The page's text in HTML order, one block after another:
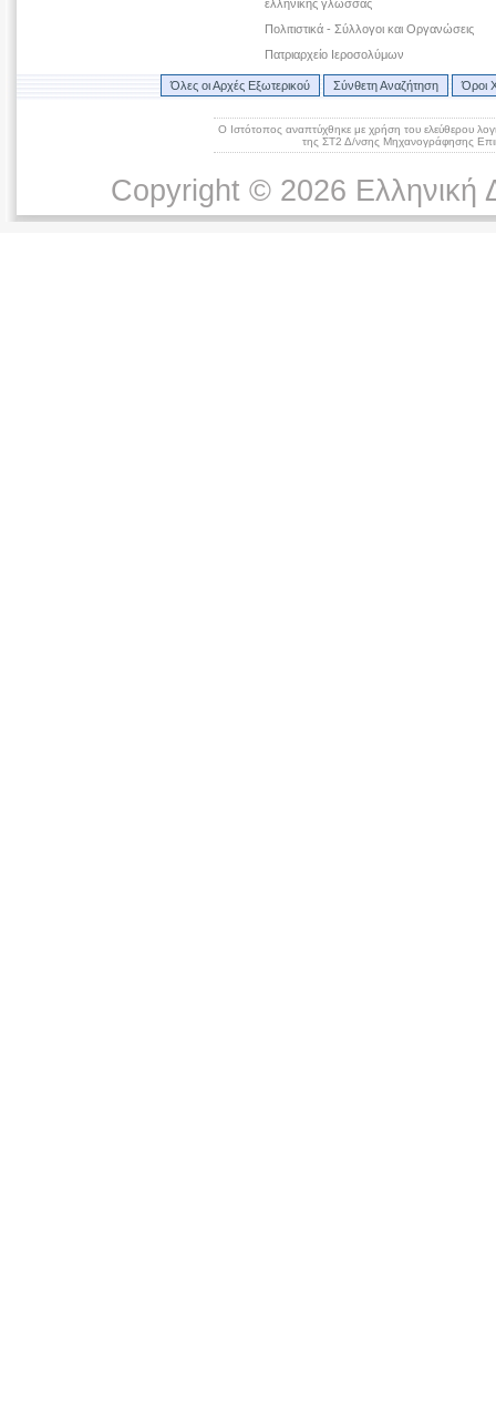
ελληνικής γλώσσας
Πολιτιστικά - Σύλλογοι και Οργανώσεις
Πατριαρχείο Ιεροσολύμων
Όλες οι Αρχές Εξωτερικού Σύνθετη Αναζήτηση Όροι
Ο Ιστότοπος αναπτύχθηκε με χρήση του ελεύθερου
της ΣΤ2 Δ/νσης Μηχανογράφησης
Copyright © 2026